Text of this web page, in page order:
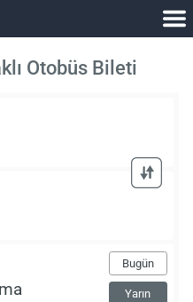
Otobüs Bileti
Bugün
Yarın